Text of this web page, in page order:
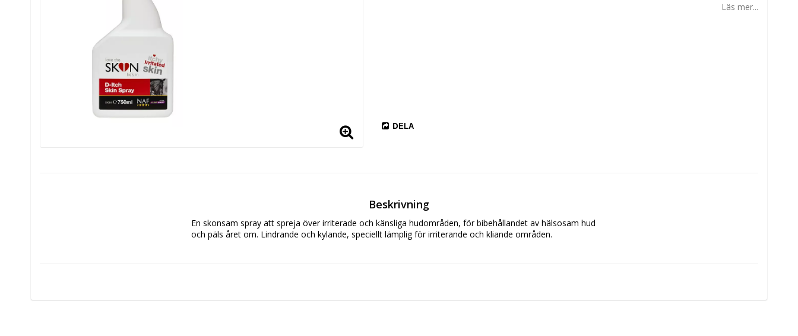
Läs mer...
DELA
Beskrivning
En skonsam spray att spreja över irriterade och känsliga hudområden, för bibehållandet av hälsosam hud
och päls året om. Lindrande och kylande, speciellt lämplig för irriterande och kliande områden.